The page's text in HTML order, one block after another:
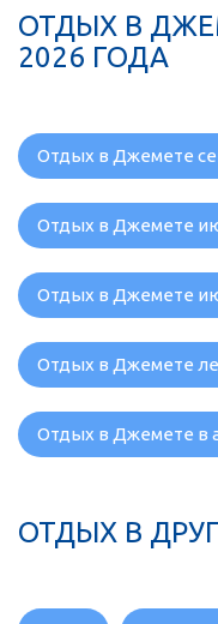
ОТДЫХ В
2026 ГОДА
Отдых в Джемете
Отдых в Джемете
Отдых в Джемете
Отдых в Джемете
Отдых в Джемете в
ОТДЫХ В